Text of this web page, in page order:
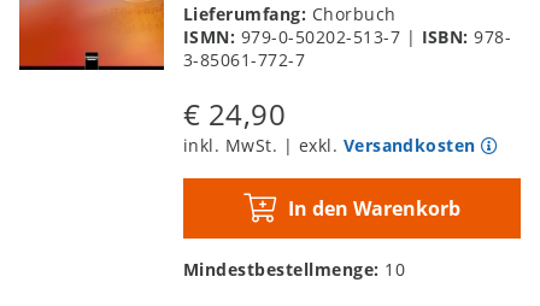
Lieferumfang: Chorbuch
ISMN: 979-0-50202-513-7 | ISBN:978-
3-85061-772-7
€ 24,90
inkl. MwSt. | exkl. Versandkosten
In den Warenkorb
Mindestbestellmenge: 10